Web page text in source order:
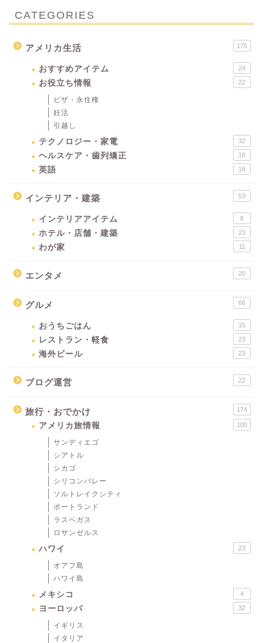
CATEGORIES
アメリカ生活 175
おすすめアイテム 24
お役立ち情報 22
ビザ・永住権
妊活
引越し
テクノロジー・家電 32
ヘルスケア・歯列矯正 16
英語 16
インテリア・建築 53
インテリアアイテム 8
ホテル・店舗・建築 23
わが家 11
エンタメ 20
グルメ 66
おうちごはん 15
レストラン・軽食 23
海外ビール 23
ブログ運営 22
旅行・おでかけ 174
アメリカ旅情報 100
サンディエゴ
シアトル
シカゴ
シリコンバレー
ソルトレイクシティ
ポートランド
ラスベガス
ロサンゼルス
ハワイ 23
オアフ島
ハワイ島
メキシコ 4
ヨーロッパ 32
イギリス
イタリア